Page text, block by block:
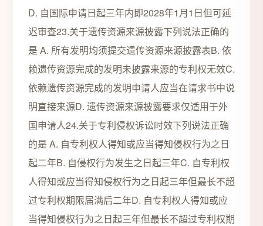
D. 自国际申请日起三年内即2028年1月1日但可延
迟审查23.关于遗传资源来源披露下列说法正确的
是 A. 所有发明均须提交遗传资源来源披露表B. 依
赖遗传资源完成的发明未披露来源的专利权无效C.
依赖遗传资源完成的发明申请人应当在请求书中说
明直接来源D. 遗传资源来源披露要求仅适用于外
国申请人24.关于专利侵权诉讼时效下列说法正确
的是 A. 自专利权人得知或应当得知侵权行为之日
起二年B. 自侵权行为发生之日起三年C. 自专利权
人得知或应当得知侵权行为之日起三年但最长不超
过专利权期限届满后二年D. 自专利权人得知或应
当得知侵权行为之日起三年但最长不超过专利权期